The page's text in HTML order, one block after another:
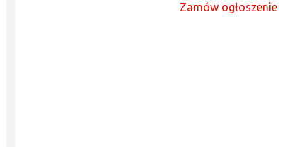
Zamów ogłoszenie